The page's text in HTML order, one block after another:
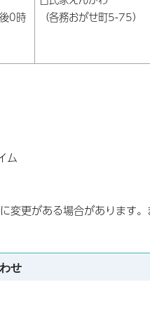
0時
（各務おがせ町5-75）
ム
変更がある場合があります
せ